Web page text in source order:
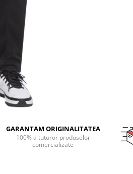
GARANTAM ORIGINALITATEA
100% a tuturor produselor
comercializate